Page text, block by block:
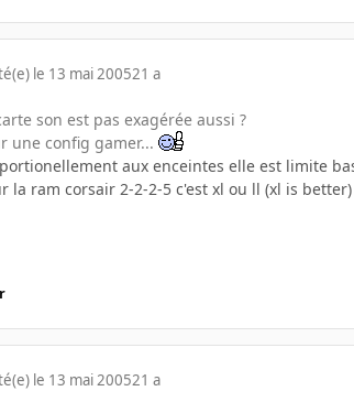
le 13 mai 200521 a
son est pas exagérée aussi ?
une config gamer...
aux enceintes elle est limite
la ram corsair 2-2-2-5 c'est xl ou ll (xl is better)
le 13 mai 200521 a